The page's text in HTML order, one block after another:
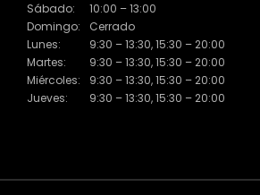
Sábado:
10:00 – 13:00
Domingo:
Cerrado
Lunes:
9:30 – 13:30, 15:30 – 20:00
Martes:
9:30 – 13:30, 15:30 – 20:00
Miércoles:
9:30 – 13:30, 15:30 – 20:00
Jueves:
9:30 – 13:30, 15:30 – 20:00